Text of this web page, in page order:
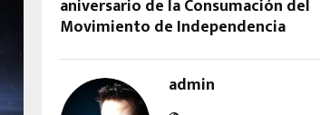
aniversario de la Consumación del
Movimiento de Independencia
admin